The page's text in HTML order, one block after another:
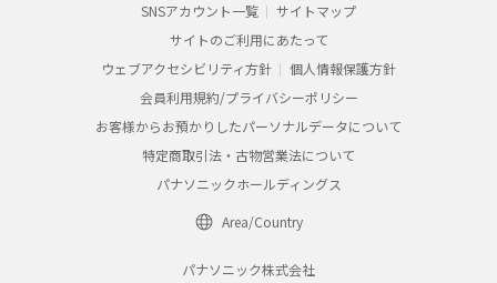
SNSアカウント一覧
サイトマップ
サイトのご利用にあたって
ウェブアクセシビリティ方針
個人情報保護方針
会員利用規約/プライバシーポリシー
お客様からお預かりしたパーソナルデータについて
特定商取引法・古物営業法について
パナソニックホールディングス
Area/Country
パナソニック株式会社